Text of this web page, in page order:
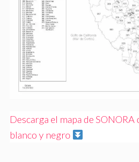
Descarga el mapa de SONORA
blanco y negro